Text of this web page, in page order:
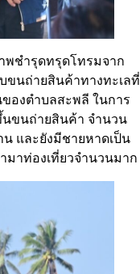
พชำรุดทรุดโทรมจาก
ขนถ่ายสินค้าทางทะเลที่
องตำบลสะพลี ในการ
นขนถ่ายสินค้า จำนวน
น และยังมีชายหาดเป็น
มาท่องเที่ยวจำนวนมาก